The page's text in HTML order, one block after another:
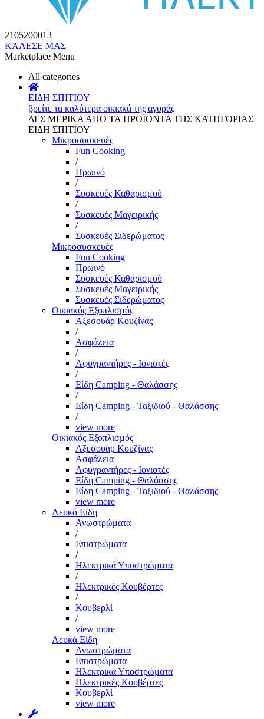
2105200013
ΚΑΛΕΣΕ ΜΑΣ
Marketplace Menu
All categories
ΕΙΔΗ ΣΠΙΤΙΟΥ
βρείτε τα καλύτερα οικιακά της αγοράς
ΔΕΣ ΜΕΡΙΚΑ ΑΠΌ ΤΑ ΠΡΟΪΌΝΤΑ ΤΗΣ ΚΑΤΗΓΟΡΙΑΣ
ΕΙΔΗ ΣΠΙΤΙΟΥ
Μικροσυσκευές
Fun Cooking
/
Πρωινό
/
Συσκευές Καθαρισμού
/
Συσκευές Μαγειρικής
/
Συσκευές Σιδερώματος
Μικροσυσκευές
Fun Cooking
Πρωινό
Συσκευές Καθαρισμού
Συσκευές Μαγειρικής
Συσκευές Σιδερώματος
Οικιακός Εξοπλισμός
Αξεσουάρ Κουζίνας
/
Ασφάλεια
/
Αφυγραντήρες - Ιονιστές
/
Είδη Camping - Θαλάσσης
/
Είδη Camping - Ταξιδιού - Θαλάσσης
/
view more
Οικιακός Εξοπλισμός
Αξεσουάρ Κουζίνας
Ασφάλεια
Αφυγραντήρες - Ιονιστές
Είδη Camping - Θαλάσσης
Είδη Camping - Ταξιδιού - Θαλάσσης
view more
Λευκά Είδη
Ανωστρώματα
/
Επιστρώματα
/
Ηλεκτρικά Υποστρώματα
/
Ηλεκτρικές Κουβέρτες
/
Κουβερλί
/
view more
Λευκά Είδη
Ανωστρώματα
Επιστρώματα
Ηλεκτρικά Υποστρώματα
Ηλεκτρικές Κουβέρτες
Κουβερλί
view more